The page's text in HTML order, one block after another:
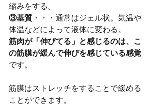
縮みをする。
③基質 ・・・通常はジェル状。気温や
体温などによって液体に変わる。
筋肉が「伸びてる」と感じるのは、こ
の筋膜が緩んで伸びを感じている感覚
です。
筋膜はストレッチをすることで緩める
ことができます。